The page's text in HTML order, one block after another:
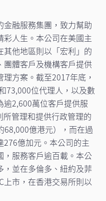
融服務集團，致力幫助
彩人生。本公司在美國主
他地區則以「宏利」的
團體客戶及機構客戶提供
方案。截至2017年底，
73,000位代理人，以及數
2,600萬位客戶提供服
管理和提供行政管理的
68,000億港元），而在過
億加元。本公司的主
服務客戶逾百載。本公
，並在多倫多、紐約及菲
上市，在香港交易所則以